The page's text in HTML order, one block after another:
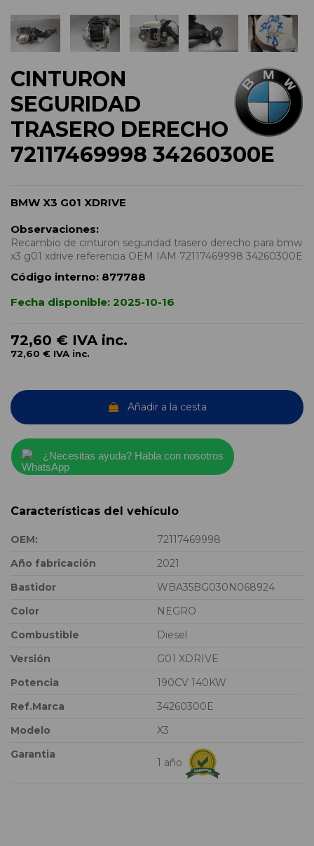
CINTURON
SEGURIDAD
TRASERO DERECHO
72117469998 34260300E
BMW X3 G01 XDRIVE
Observaciones:
Recambio de cinturon seguridad trasero derecho para bmw
x3 g01 xdrive referencia OEM IAM 72117469998 34260300E
Código interno: 877788
Fecha disponible: 2025-10-16
72,60 € IVA inc.
72,60 € IVA inc.
Añadir a la cesta
¿Necesitas ayuda? Habla con nosotros
Características del vehículo
OEM:
72117469998
Año fabricación
2021
Bastidor
WBA35BG030N068924
Color
NEGRO
Combustible
Diesel
Versión
G01 XDRIVE
Potencia
190CV 140KW
Ref.Marca
34260300E
Modelo
X3
Garantia
1 año